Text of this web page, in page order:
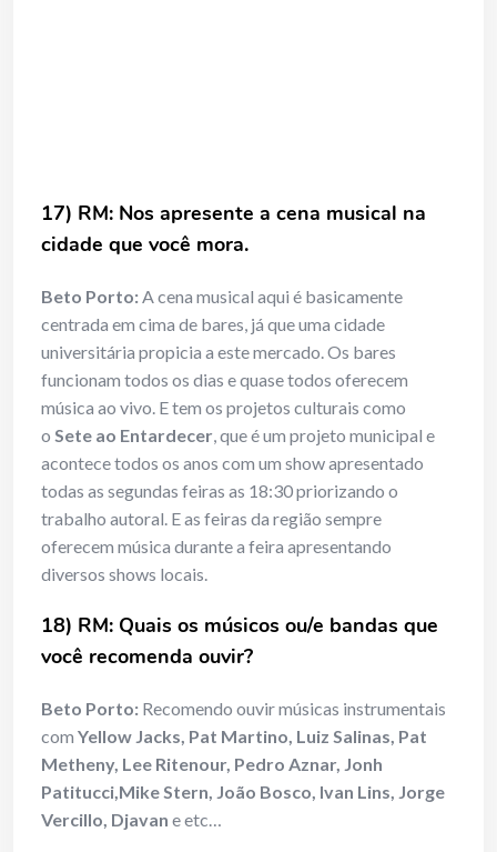
17) RM: Nos apresente a cena musical na
cidade que você mora.
Beto Porto:A cena musical aqui é basicamente
centrada em cima de bares, já que uma cidade
universitária propicia a este mercado. Os bares
funcionam todos os dias e quase todos oferecem
música ao vivo. E tem os projetos culturais como
o Sete ao Entardecer, que é um projeto municipal e
acontece todos os anos com um show apresentado
todas as segundas feiras as 18:30 priorizando o
trabalho autoral. E as feiras da região sempre
oferecem música durante a feira apresentando
diversos shows locais.
18) RM: Quais os músicos ou/e bandas que
você recomenda ouvir?
Beto Porto: Recomendo ouvir músicas instrumentais
com Yellow Jacks, Pat Martino, Luiz Salinas, Pat
Metheny, Lee Ritenour, Pedro Aznar, Jonh
Patitucci,Mike Stern, João Bosco, Ivan Lins, Jorge
Vercillo, Djavan e etc…